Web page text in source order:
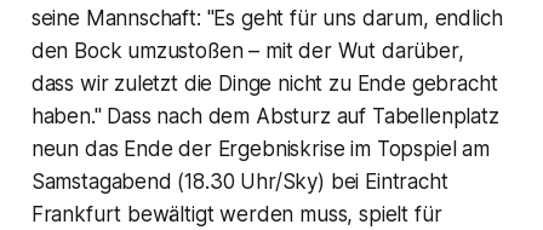
seine Mannschaft: "Es geht für uns darum, endlich
den Bock umzustoßen – mit der Wut darüber,
dass wir zuletzt die Dinge nicht zu Ende gebracht
haben." Dass nach dem Absturz auf Tabellenplatz
neun das Ende der Ergebniskrise im Topspiel am
Samstagabend (18.30 Uhr/Sky) bei Eintracht
Frankfurt bewältigt werden muss, spielt für